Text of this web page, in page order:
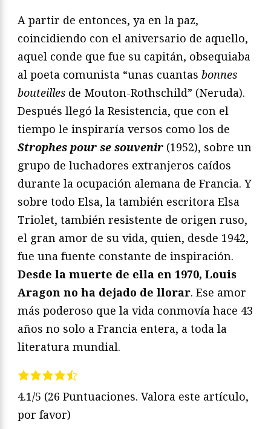
A partir de entonces, ya en la paz,
coincidiendo con el aniversario de aquello,
aquel conde que fue su capitán, obsequiaba
al poeta comunista “unas cuantas bonnes
bouteilles de Mouton-Rothschild” (Neruda).
Después llegó la Resistencia, que con el
tiempo le inspiraría versos como los de
Strophes pour se souvenir (1952), sobre un
grupo de luchadores extranjeros caídos
durante la ocupación alemana de Francia. Y
sobre todo Elsa, la también escritora Elsa
Triolet, también resistente de origen ruso,
el gran amor de su vida, quien, desde 1942,
fue una fuente constante de inspiración.
Desde la muerte de ella en 1970, Louis
Aragon no ha dejado de llorar. Ese amor
más poderoso que la vida conmovía hace 43
años no solo a Francia entera, a toda la
literatura mundial.
4.1/5 (26 Puntuaciones. Valora este artículo,
por favor)